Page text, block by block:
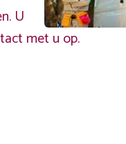
U
met u op.